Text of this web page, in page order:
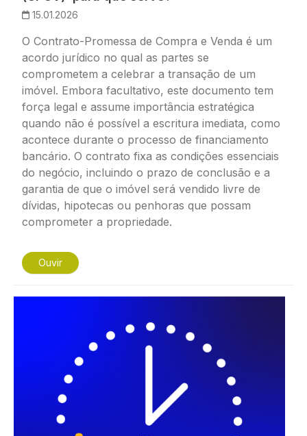
15.01.2026
O Contrato-Promessa de Compra e Venda é um
acordo jurídico no qual as partes se
comprometem a celebrar a transação de um
imóvel. Embora facultativo, este documento tem
força legal e assume importância estratégica
quando não é possível a escritura imediata, como
acontece durante o processo de financiamento
bancário. O contrato fixa as condições essenciais
do negócio, incluindo o prazo de conclusão e a
garantia de que o imóvel será vendido livre de
dívidas, hipotecas ou penhoras que possam
comprometer a propriedade.
Ouvir